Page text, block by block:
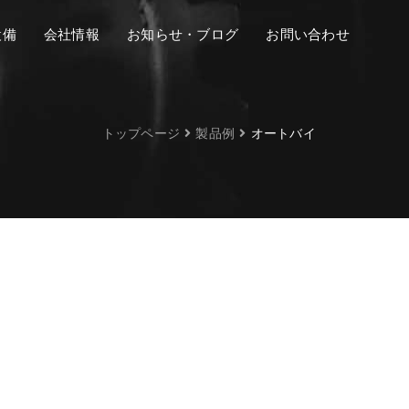
備 会社情報 お知らせ・ブログ お問い合わせ
トップページ 製品例 オートバイ